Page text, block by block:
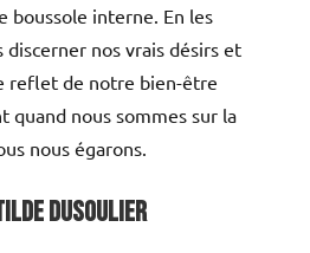
boussole interne. En les
nos vrais désirs et
reflet de notre bien-être
quand nous sommes sur la
nous égarons.
Dusoulier